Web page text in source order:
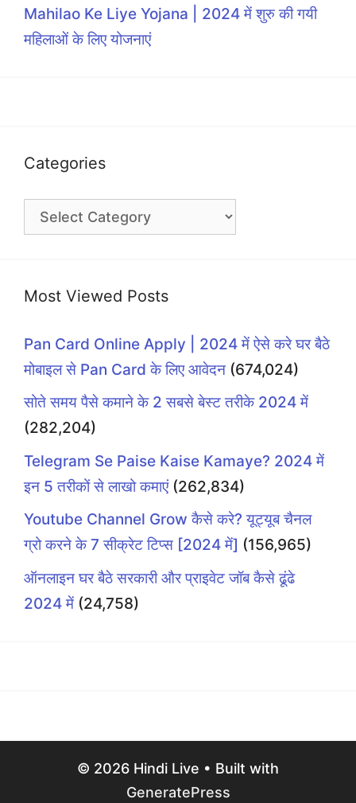
Mahilao Ke Liye Yojana | 2024 में शुरु की गयी
महिलाओं के लिए योजनाएं
Categories
Categories
Most Viewed Posts
Pan Card Online Apply | 2024 में ऐसे करे घर बैठे
मोबाइल से Pan Card के लिए आवेदन (674,024)
सोते समय पैसे कमाने के 2 सबसे बेस्ट तरीके 2024 में
(282,204)
Telegram Se Paise Kaise Kamaye? 2024 में
इन 5 तरीकों से लाखो कमाएं (262,834)
Youtube Channel Grow कैसे करे? यूट्यूब चैनल
ग्रो करने के 7 सीक्रेट टिप्स [2024 में] (156,965)
ऑनलाइन घर बैठे सरकारी और प्राइवेट जॉब कैसे ढूंढे
2024 में (24,758)
© 2026 Hindi Live • Built with
GeneratePress